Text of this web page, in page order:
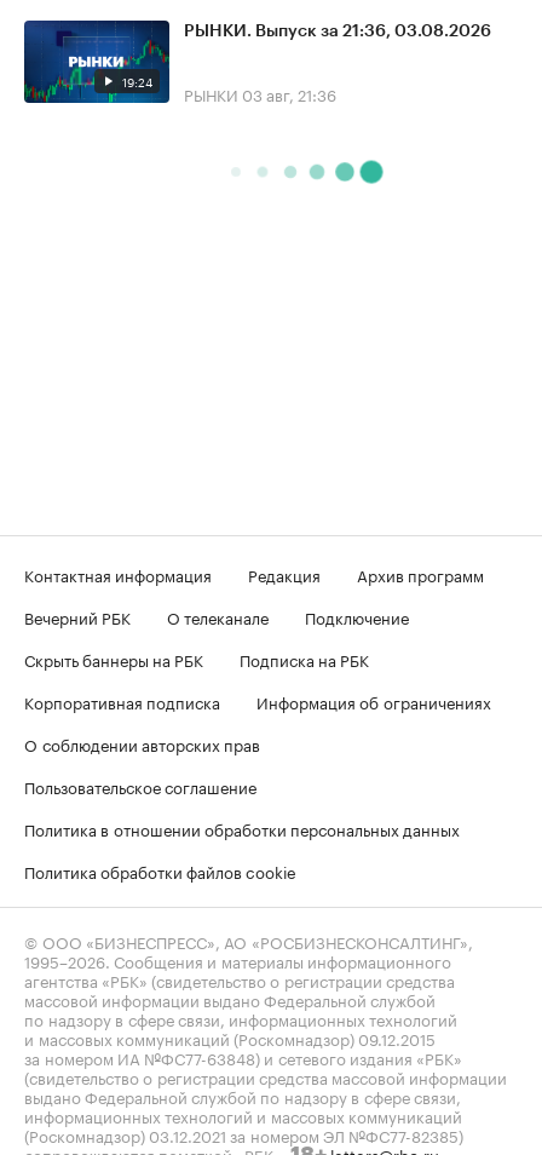
19:24
РЫНКИ. Выпуск за 21:36, 03.08.2026
РЫНКИ 03 авг, 21:36
Контактная информация Редакция
Архив программ
Вечерний РБК
О телеканале
Подключение
Скрыть баннеры на РБК
Подписка на РБК
Корпоративная подписка
Информация об ограничениях
О соблюдении авторских прав
Пользовательское соглашение
Политика в отношении обработки персональных данных
Политика обработки файлов cookie
© ООО «БИЗНЕСПРЕСС», АО «РОСБИЗНЕСКОНСАЛТИНГ»,
1995–2026 . Сообщения и материалы информационного
агентства «РБК» (свидетельство о регистрации средства
массовой информации выдано Федеральной службой
по надзору в сфере связи, информационных технологий
и массовых коммуникаций (Роскомнадзор) 09.12.2015
за номером ИА №ФС77-63848) и сетевого издания «РБК»
(свидетельство о регистрации средства массовой информации
выдано Федеральной службой по надзору в сфере связи,
информационных технологий и массовых коммуникаций
(Роскомнадзор) 03.12.2021 за номером ЭЛ №ФС77-82385)